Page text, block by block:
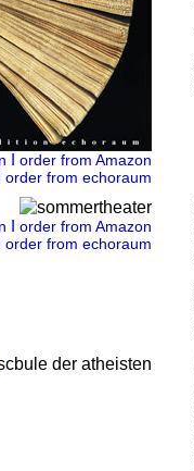
Ι order from Amazon
order from echoraum
Ι order from Amazon
order from echoraum